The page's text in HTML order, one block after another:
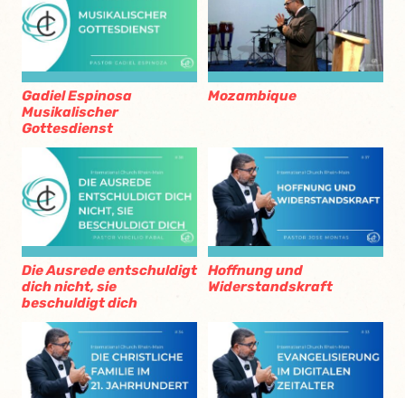
Gadiel Espinosa
Musikalischer
Gottesdienst
Mozambique
Die Ausrede entschuldigt
dich nicht, sie
beschuldigt dich
Hoffnung und
Widerstandskraft